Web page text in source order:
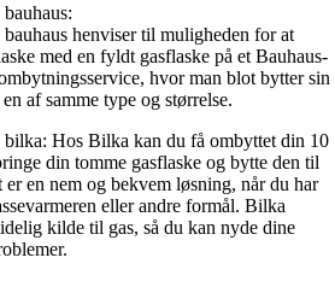
henviser til muligheden for at
med en fyldt gasflaske på et Bauhaus-
hvor man blot bytter sin
af samme type og størrelse.
bilka: Hos Bilka kan du få ombyttet din 10
din tomme gasflaske og bytte den til
en nem og bekvem løsning, når du har
eller andre formål. Bilka
kilde til gas, så du kan nyde dine